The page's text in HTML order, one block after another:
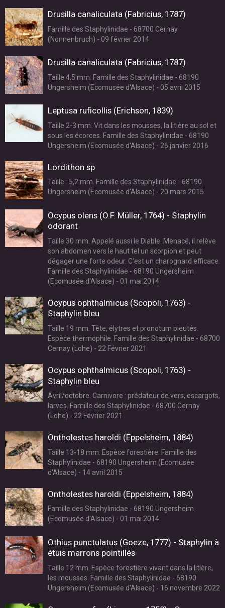
Drusilla canaliculata (Fabricius, 1787)
Famille des Staphylinidae - 68700 Cernay
(Nonnenbruch) - 09 février 2014
Drusilla canaliculata (Fabricius, 1787)
Taille 4,5 mm. Famille des Staphylinidae - 68190
Ungersheim (Ecomusée d'Alsace) - 05 avril 2015
Leptusa ruficollis (Erichson, 1839)
Taille 2-3 mm. Vit dans les mousses, la litière au sol et
sous les écorces. Famille des Staphylinidae - 68190
Ungersheim (Ecomusée d'Alsace) - 26 janvier 2016
Lordithon sp
Taille : 5,2 mm. Famille des Staphylinidae - 68190
Ungersheim (Ecomusée d'Alsace) - 20 mars 2015
Ocypus olens (O.F. Müller, 1764) - Staphylin
odorant
Taille 30 mm. Appelé aussi le Diable. Menacé, il relève
son abdomen vers le haut tel un scorpion et peut
dégager une forte odeur. C'est un charognard efficace.
Famille des Staphylinidae - 68190 Ungersheim
(Ecomusée d'Alsace) - 01 mai 2014
Ocypus ophthalmicus (Scopoli, 1763) -
Staphylin bleu
Taille 19 mm. Tête, élytres et pronotum bleutés.
Espèce thermophile. Famille des Staphylinidae - 68700
Cernay (Lohe) - 22 Février 2021
Ocypus ophthalmicus (Scopoli, 1763) -
Staphylin bleu
Avril/octobre. Carnivore : prédateur de vers, escargots,
larves. Famille des Staphylinidae - 68700 Cernay
(Lohe) - 22 Février 2021
Ontholestes haroldi (Eppelsheim, 1884)
Taille 13-18 mm. Espèce forestière. Famille des
Staphylinidae - 68190 Ungersheim (Ecomusée
d'Alsace) - 14 avril 2015
Ontholestes haroldi (Eppelsheim, 1884)
Famille des Staphylinidae - 68190 Ungersheim
(Ecomusée d'Alsace) - 01 mai 2014
Othius punctulatus (Goeze, 1777) - Staphylin à
étuis marrons pointillés
Taille 12 mm. Espèce forestière vivant dans la litière,
les mousses. Famille des Staphylinidae - 68190
Ungersheim (Ecomusée d'Alsace) - 16 novembre 2022